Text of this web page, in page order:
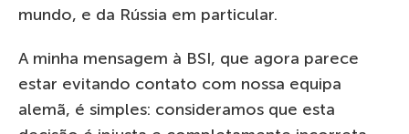
mundo, e da Rússia em particular.
A minha mensagem à BSI, que agora parece
estar evitando contato com nossa equipa
alemã, é simples: consideramos que esta